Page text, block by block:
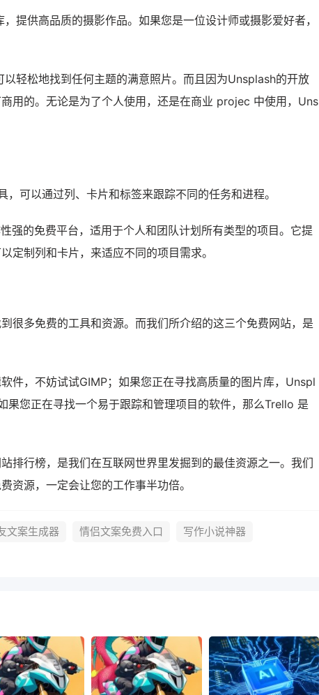
提供高品质的摄影作品。如果您是一位设计师或摄影爱好者，
轻松地找到任何主题的满意照片。而且因为Unsplash的开放
用的。无论是为了个人使用，还是在商业 projec 中使用，Uns
可以通过列、卡片和标签来跟踪不同的任务和进程。
强的免费平台，适用于个人和团队计划所有类型的项目。它提
定制列和卡片，来适应不同的项目需求。
很多免费的工具和资源。而我们所介绍的这三个免费网站，是
件，不妨试试GIMP；如果您正在寻找高质量的图片库，Unspl
果您正在寻找一个易于跟踪和管理项目的软件，那么Trello 是
排行榜，是我们在互联网世界里发掘到的最佳资源之一。我们
资源，一定会让您的工作事半功倍。
文案生成器 情侣文案免费入口
写作小说神器